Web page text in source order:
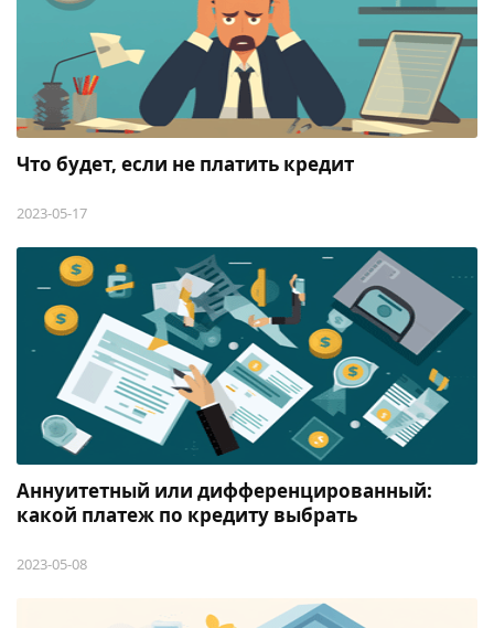
Что будет, если не платить кредит
2023-05-17
Аннуитетный или дифференцированный:
какой платеж по кредиту выбрать
2023-05-08